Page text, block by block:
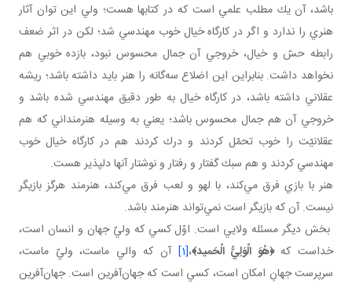
باشد، آن يك مطلب علمي است كه در كتاب ها هست؛ ولي اين توان آثار
هنري را ندارد و اگر در كارگاه خيال خوب مهندسي شد؛ لكن در اثر ضعف
رابطه حسّ و خيال، خروجي آن جمال محسوس نبود، بازده خوبي هم
نخواهد داشت. بنابراين اين اضلاع سه‌گانه را هنر بايد داشته باشد؛ ريشه
عقلاني داشته باشد، در كارگاه خيال به طور دقيق مهندسي شده باشد و
خروجي آن هم جمال محسوس باشد؛ يعني به وسيله هنرمنداني كه هم
عقلانيّت را خوب تحمّل كردند و درك كردند هم در كارگاه خيال خوب
مهندسي كردند و هم سبك گفتار و رفتار و نوشتار آنها دل پذير هست.
هنر با بازي فرق مي‌كند، با لهو و لعب فرق مي‌كند، هنرمند هرگز بازيگر
نيست. آن كه بازيگر است نمي‌تواند هنرمند باشد.
بخش ديگر مسئله ولايي است. اوّل كسي كه وليّ جهان و انسان است،
خداست كه﴿هُوَ الْوَلِيُّ الْحَميد﴾،[1]
آن كه والي ماست، وليّ ماست،
سرپرست جهانِ امكان است، كسي است كه جهان‌آفرين است. جهان‌آفرين